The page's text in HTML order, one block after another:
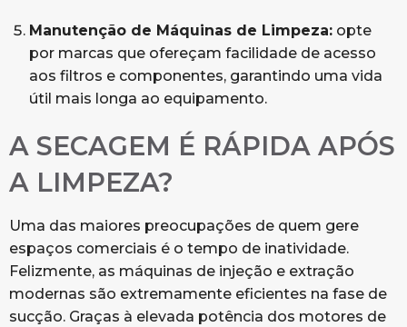
Manutenção de Máquinas de Limpeza: opte
por marcas que ofereçam facilidade de acesso
aos filtros e componentes, garantindo uma vida
útil mais longa ao equipamento.
A SECAGEM É RÁPIDA APÓS
A LIMPEZA?
Uma das maiores preocupações de quem gere
espaços comerciais é o tempo de inatividade.
Felizmente, as máquinas de injeção e extração
modernas são extremamente eficientes na fase de
sucção. Graças à elevada potência dos motores de